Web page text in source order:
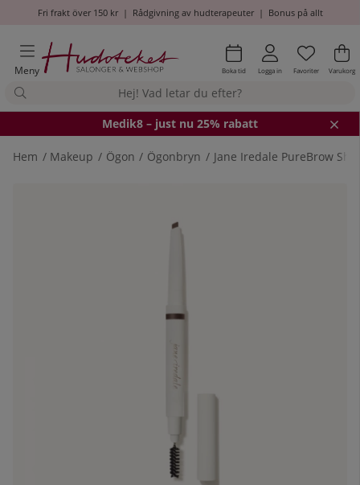
Fri frakt över 150 kr| Rådgivning av hudterapeuter| Bonus på allt
Meny Boka tid Logga in Antal i
.
Favoriter .
Varukorg
Medik8 – just nu 25% rabatt
Hem Makeup Ögon Ögonbryn Jane Iredale PureBrow